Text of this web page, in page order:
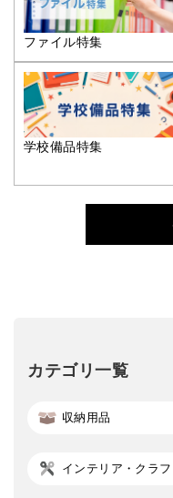
ファイル特集
学校備品特集
カテゴリ一覧
収納用品
インテリア・クラフ